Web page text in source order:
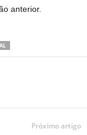
anterior.
Próximo artigo